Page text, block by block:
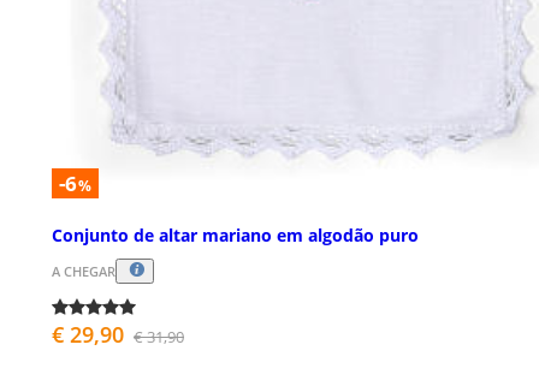
-6%
Conjunto de altar mariano em algodão puro
A CHEGAR
€ 29,90 € 31,90